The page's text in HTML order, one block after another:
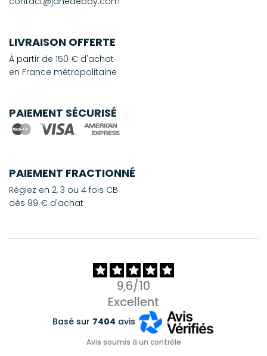
LIVRAISON OFFERTE
À partir de 150 € d'achat
en France métropolitaine
PAIEMENT SÉCURISÉ
PAIEMENT FRACTIONNÉ
Réglez en 2, 3 ou 4 fois CB
dès 99 € d'achat
9,6/10
Excellent
Basé sur 7404 avis
Avis soumis à un contrôle